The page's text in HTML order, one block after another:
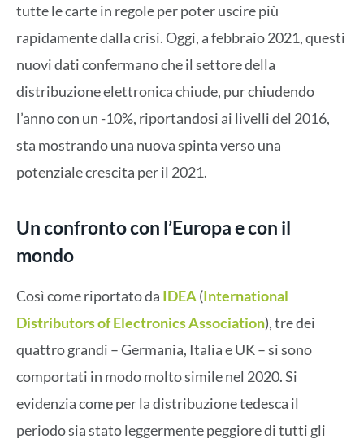
tutte le carte in regole per poter uscire più
rapidamente dalla crisi. Oggi, a febbraio 2021, questi
nuovi dati confermano che il settore della
distribuzione elettronica chiude, pur chiudendo
l’anno con un -10%, riportandosi ai livelli del 2016,
sta mostrando una nuova spinta verso una
potenziale crescita per il 2021.
Un confronto con l’Europa e con il
mondo
Così come riportato da IDEA(International
Distributors of Electronics Association), tre dei
quattro grandi – Germania, Italia e UK – si sono
comportati in modo molto simile nel 2020. Si
evidenzia come per la distribuzione tedesca il
periodo sia stato leggermente peggiore di tutti gli